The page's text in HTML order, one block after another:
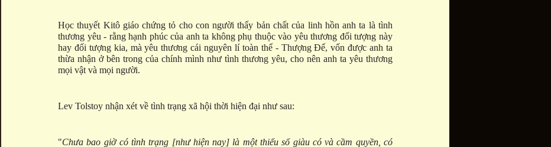
Học thuyết Kitô giáo chứng tỏ cho con người thấy bản chất của linh hồn anh ta là tình
thương yêu - rằng hạnh phúc của anh ta không phụ thuộc vào yêu thương đối tượng này
hay đối tượng kia, mà yêu thương cái nguyên lí toàn thể - Thượng Đế, vốn được anh ta
thừa nhận ở bên trong của chính mình như tình thương yêu, cho nên anh ta yêu thương
mọi vật và mọi người.
Lev Tolstoy nhận xét về tình trạng xã hội thời hiện đại như sau:
"Chưa bao giờ có tình trạng [như hiện nay] là một thiểu số giàu có và cầm quyền, có